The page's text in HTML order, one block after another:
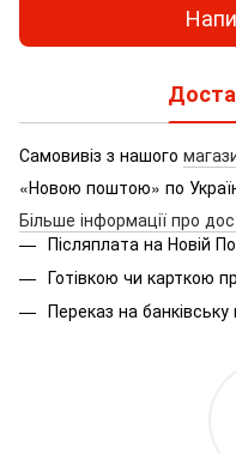
Самовивіз з нашого
«Новою поштою» по
Більше інформації про
Післяплата на Новій
Готівкою чи карткою
Переказ на банківську